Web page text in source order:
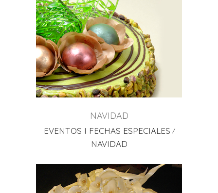
NAVIDAD
EVENTOS I FECHAS ESPECIALES
NAVIDAD